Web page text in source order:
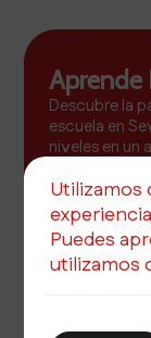
Aprende
Descubre la
escuela en
niveles en un
Utilizamos
Puedes
utilizamos